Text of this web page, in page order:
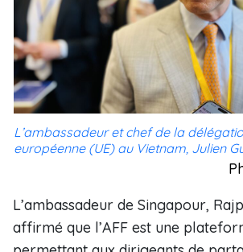
L’ambassadeur et chef de la
européenne (UE) au Vietnam, Julien
L’ambassadeur de Singapour,
affirmé que l’AFF est une